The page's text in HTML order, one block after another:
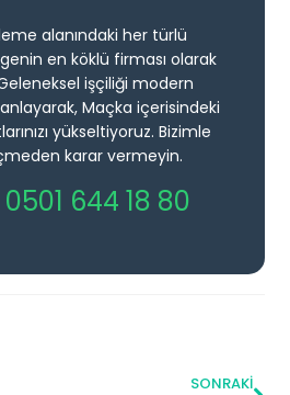
alanındaki her türlü
en köklü firması olarak
Geleneksel işçiliği modern
Maçka içerisindeki
yükseltiyoruz. Bizimle
karar vermeyin.
0501 644 18 80
SONRAKI